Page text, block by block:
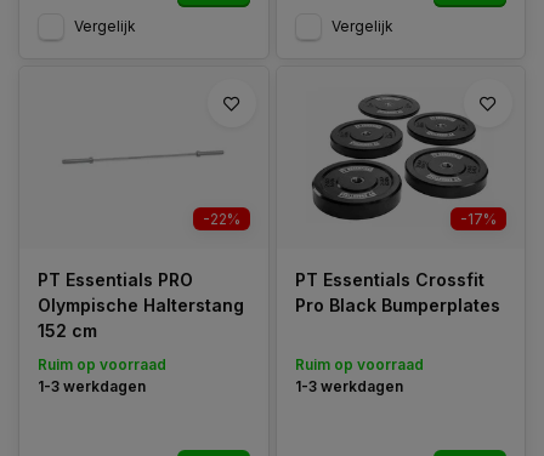
Vergelijk Vergelijk
-22%
PT Essentials PRO
Olympische Halterstang
152 cm
Ruim op voorraad
1-3 werkdagen
-17%
PT Essentials Crossfit
Pro Black Bumperplates
Ruim op voorraad
1-3 werkdagen